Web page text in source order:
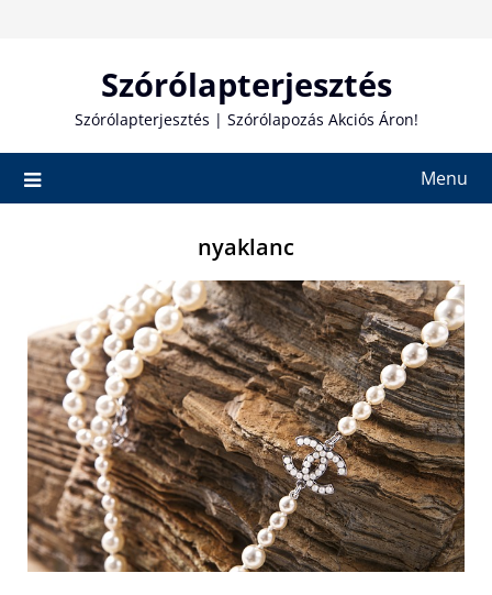
Szórólapterjesztés
Szórólapterjesztés | Szórólapozás Akciós Áron!
Menu
nyaklanc